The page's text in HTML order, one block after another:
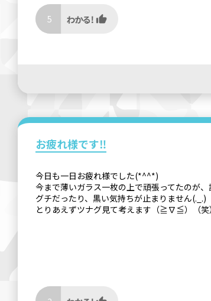
5
お疲れ様です‼︎
今日も一日お疲れ様でした(*^^*)
今まで薄いガラス一枚の上で頑張ってたのが、
グチだったり、黒い気持ちが止まりません(._.)
とりあえずツナグ見て考えます（≧∇≦）（笑）